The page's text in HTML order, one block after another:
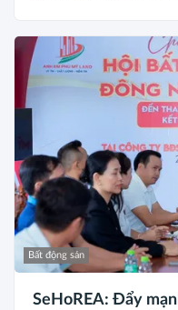
Bất động sản
SeHoREA: Đẩy